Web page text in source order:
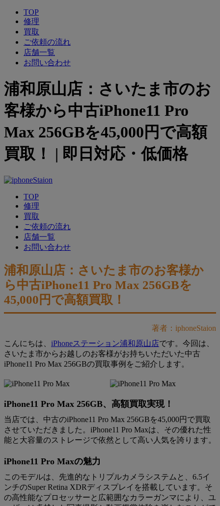
TOP
修理
買取
ご依頼の流れ
店舗一覧
お問い合わせ
浦和原山店：さいたま市のお
客様から中古iPhone11 Pro
Max 256GBを45,000円で高額
買取！ | 即日対応・低価格
TOP
修理
買取
ご依頼の流れ
店舗一覧
お問い合わせ
浦和原山店：さいたま市のお客様か
ら中古iPhone11 Pro Max 256GBを
45,000円で高額買取！
著者：iphoneStaion
こんにちは、 iPhoneステーション浦和原山店です。今回は、
さいたま市からお越しのお客様がお持ちいただいた中古
iPhone11 Pro Max 256GBの買取事例をご紹介します。
iPhone11 Pro Max 256GB、高額買取実現！
当店では、中古のiPhone11 Pro Max 256GBを45,000円で買取
させていただきました。iPhone11 Pro Maxは、その優れた性
能と大容量のストレージで依然として高い人気を誇ります。
iPhone11 Pro Maxの魅力
このモデルは、先進的なトリプルカメラシステムと、6.5イ
ンチのSuper Retina XDRディスプレイを搭載しています。そ
の高性能なプロセッサーと広範囲なカラーガンマにより、ユ